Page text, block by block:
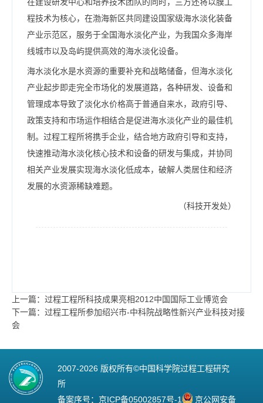
在建设研发中心和培养技术团队的同时，三方还将以膜工
程技术为核心，在渤海新区共同建设国家级海水淡化装备
产业示范区，服务于全国海水淡化产业，为我国众多海岸
线城市以及岛屿提供高效的海水淡化设备。
海水淡化水是水资源的重要补充和战略储备，但海水淡化
产业起步即走完全市场化的发展道路，各种研发、设备和
管理成本导致了淡化水价格高于普通自来水，政府引导、
政策支持和市场运作相结合是促进海水淡化产业的最佳机
制。过程工程所将携手企业，结合地方政府引导和支持，
快速推动海水淡化核心技术和设备的研发与集成，并协同
相关产业发展实现海水淡化低成本，破解人类居住和经济
发展的水资源稀缺难题。
（科技开发处）
上一篇：过程工程所科技成果亮相2012中国国际工业博览会
下一篇：过程工程所参加绍兴市-中科院战略性新兴产业科技对接
会
2007-2026 版权所有©中国科学院过程工程研究
所
备案序号： 京ICP备05002857号-1 京公网安备